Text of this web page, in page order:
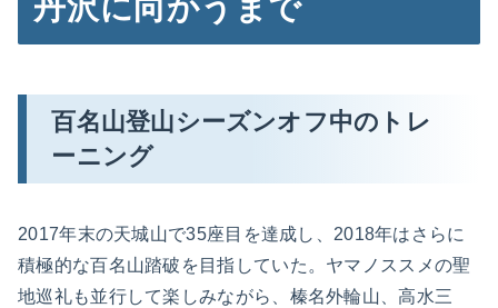
丹沢に向かうまで
百名山登山シーズンオフ中のトレ
ーニング
2017年末の天城山で35座目を達成し、2018年はさらに
積極的な百名山踏破を目指していた。ヤマノススメの聖
地巡礼も並行して楽しみながら、榛名外輪山、高水三